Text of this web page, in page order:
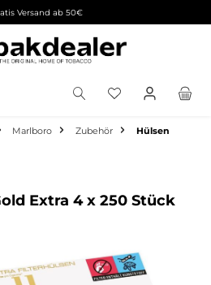
Versand ab 50€
Marlboro Zubehör Hülsen
Extra 4 x 250 Stück